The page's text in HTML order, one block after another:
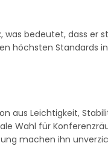
, was bedeutet, dass er
höchsten Standards
aus Leichtigkeit,
Wahl für
machen ihn